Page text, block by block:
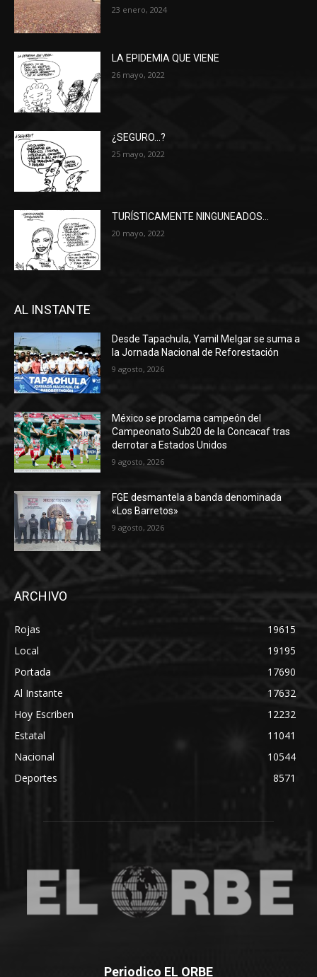
23 enero, 2024
LA EPIDEMIA QUE VIENE
26 mayo, 2022
¿SEGURO…?
25 mayo, 2022
TURÍSTICAMENTE NINGUNEADOS…
20 mayo, 2022
AL INSTANTE
Desde Tapachula, Yamil Melgar se suma a
la Jornada Nacional de Reforestación
9 agosto, 2026
México se proclama campeón del
Campeonato Sub20 de la Concacaf tras
derrotar a Estados Unidos
9 agosto, 2026
FGE desmantela a banda denominada
«Los Barretos»
9 agosto, 2026
ARCHIVO
Rojas
19615
Local
19195
Portada
17690
Al Instante
17632
Hoy Escriben
12232
Estatal
11041
Nacional
10544
Deportes
8571
Periodico EL ORBE